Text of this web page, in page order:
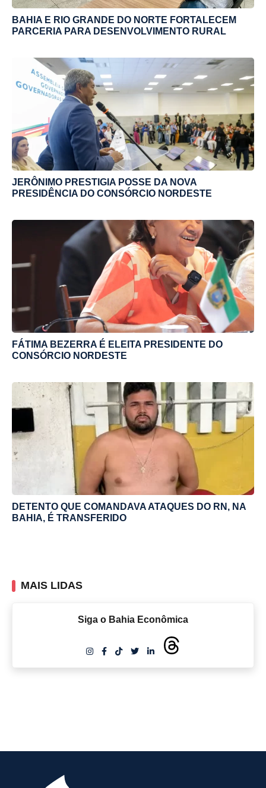
BAHIA E RIO GRANDE DO NORTE FORTALECEM
PARCERIA PARA DESENVOLVIMENTO RURAL
JERÔNIMO PRESTIGIA POSSE DA NOVA
PRESIDÊNCIA DO CONSÓRCIO NORDESTE
FÁTIMA BEZERRA É ELEITA PRESIDENTE DO
CONSÓRCIO NORDESTE
DETENTO QUE COMANDAVA ATAQUES DO RN, NA
BAHIA, É TRANSFERIDO
MAIS LIDAS
Siga o Bahia Econômica